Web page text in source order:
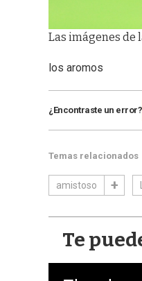
Las imágenes de
los aromos
¿Encontraste un error?
Temas relacionados
amistoso
Te